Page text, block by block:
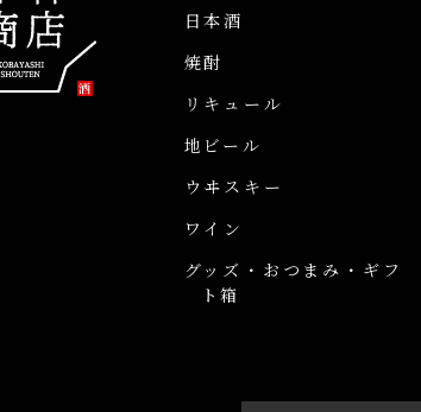
日本酒
焼酎
リキュール
地ビール
ウヰスキー
ワイン
グッズ・おつまみ・ギフ
ト箱